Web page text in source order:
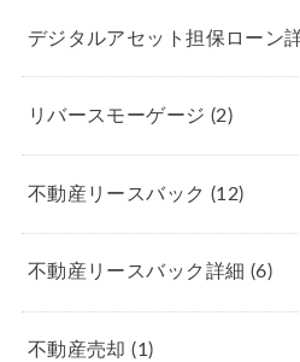
デジタルアセット担保ローン
リバースモーゲージ (2)
不動産リースバック (12)
不動産リースバック詳細 (6)
不動産売却(1)